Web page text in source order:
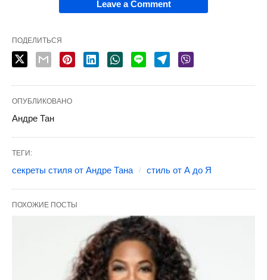
Leave a Comment
ПОДЕЛИТЬСЯ
ОПУБЛИКОВАНО
Андре Тан
ТЕГИ:
секреты стиля от Андре Тана стиль от А до Я
ПОХОЖИЕ ПОСТЫ